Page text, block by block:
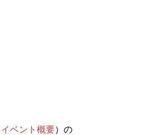
イベント概要）の